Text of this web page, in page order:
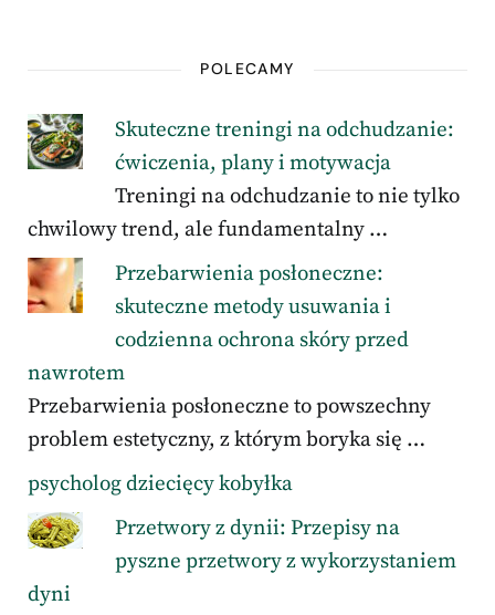
POLECAMY
Skuteczne treningi na odchudzanie:
ćwiczenia, plany i motywacja
Treningi na odchudzanie to nie tylko
chwilowy trend, ale fundamentalny …
Przebarwienia posłoneczne:
skuteczne metody usuwania i
codzienna ochrona skóry przed
nawrotem
Przebarwienia posłoneczne to powszechny
problem estetyczny, z którym boryka się …
psycholog dziecięcy kobyłka
Przetwory z dynii: Przepisy na
pyszne przetwory z wykorzystaniem
dyni